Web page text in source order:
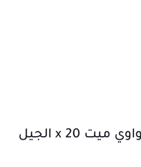
سعر ومواصفات هواوي ميت 20 x الجيل